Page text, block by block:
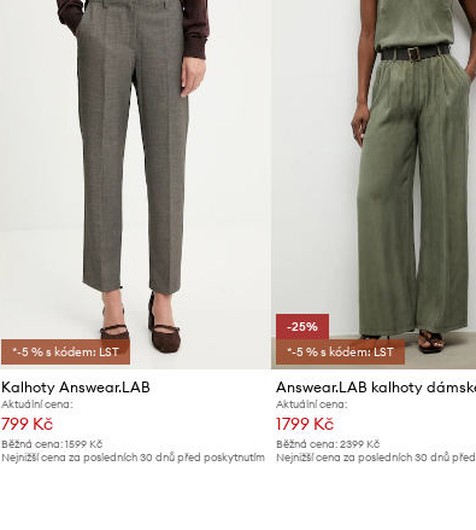
*-5 % s kódem: LST
Kalhoty Answear.LAB
Aktuální cena:
799 Kč
Běžná cena: 1599 Kč
Nejnižší cena za posledních 30 dnů před poskytnutím
-25%
*-5 % s kódem: LST
Aktuální cena:
1799 Kč
Běžná cena: 2399 Kč
Nejnižší cena za posledních 30 dnů